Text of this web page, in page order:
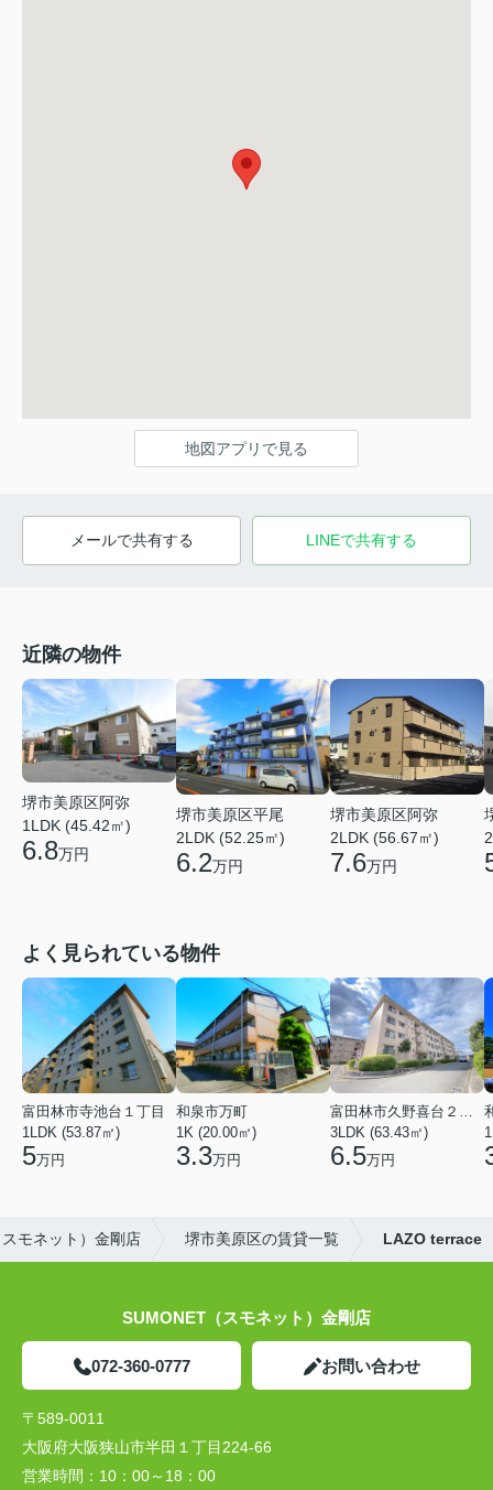
地図アプリで見る
メールで共有する LINEで共有する
近隣の物件
堺市美原区阿弥
1LDK (45.42㎡)
6.8万円
堺市美原区平尾
2LDK (52.25㎡)
6.2万円
堺市美原区阿弥
2LDK (56.67㎡)
7.6万円
よく見られている物件
富田林市寺池台１丁目
1LDK (53.87㎡)
5万円
和泉市万町
1K (20.00㎡)
3.3万円
富田林市久野喜台２丁目
3LDK (63.43㎡)
6.5万円
モネット）金剛店 堺市美原区の賃貸一覧 LAZO terrace
SUMONET（スモネット）金剛店
072-360-0777 お問い合わせ
〒589-0011
大阪府大阪狭山市半田１丁目224-66
営業時間： 10：00～18：00